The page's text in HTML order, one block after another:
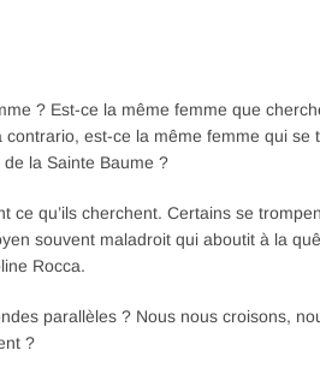
? Est-ce la même femme que
est-ce la même femme qui se
la Sainte Baume ?
qu’ils cherchent. Certains se
souvent maladroit qui aboutit à la
Rocca.
parallèles ? Nous nous croisons,
?